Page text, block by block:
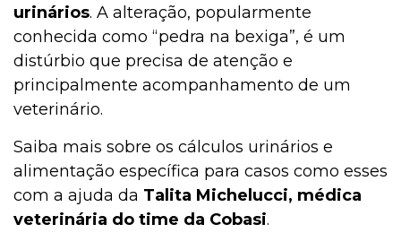
urinários. A alteração, popularmente
conhecida como “pedra na bexiga”, é um
distúrbio que precisa de atenção e
principalmente acompanhamento de um
veterinário.
Saiba mais sobre os cálculos urinários e
alimentação específica para casos como esses
com a ajuda da Talita Michelucci, médica
veterinária do time da Cobasi.